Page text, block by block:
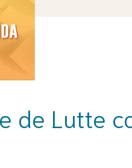
de Lutte